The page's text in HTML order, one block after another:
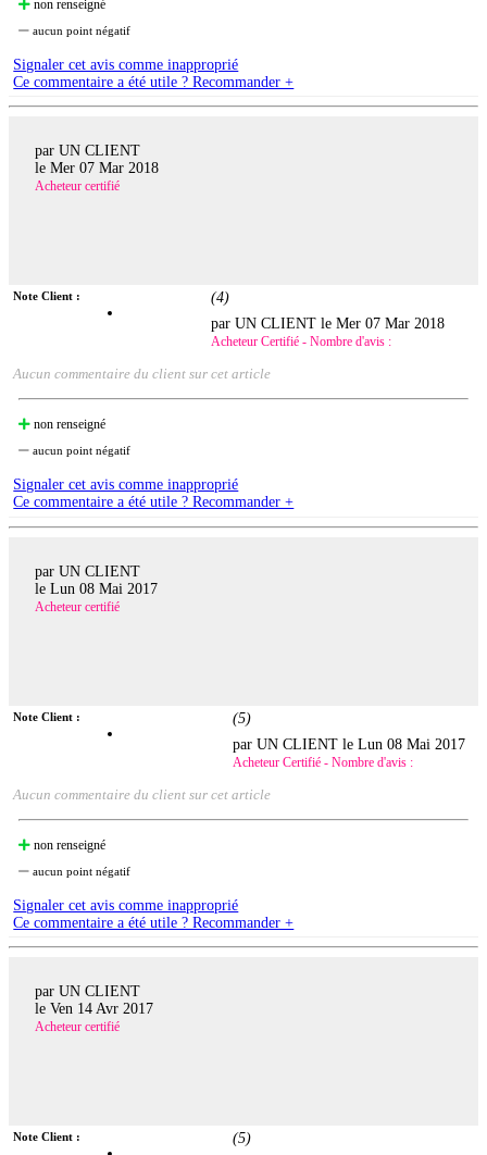
non renseigné
aucun point négatif
Signaler cet avis comme inapproprié
Ce commentaire a été utile ? Recommander +
par UN CLIENT
le Mer 07 Mar 2018
Acheteur certifié
Note Client : (4)
par UN CLIENT leMer 07 Mar 2018
Acheteur Certifié - Nombre d'avis :
Aucun commentaire du client sur cet article
non renseigné
aucun point négatif
Signaler cet avis comme inapproprié
Ce commentaire a été utile ? Recommander +
par UN CLIENT
le Lun 08 Mai 2017
Acheteur certifié
Note Client : (5)
par UN CLIENT leLun 08 Mai 2017
Acheteur Certifié - Nombre d'avis :
Aucun commentaire du client sur cet article
non renseigné
aucun point négatif
Signaler cet avis comme inapproprié
Ce commentaire a été utile ? Recommander +
par UN CLIENT
le Ven 14 Avr 2017
Acheteur certifié
Note Client : (5)